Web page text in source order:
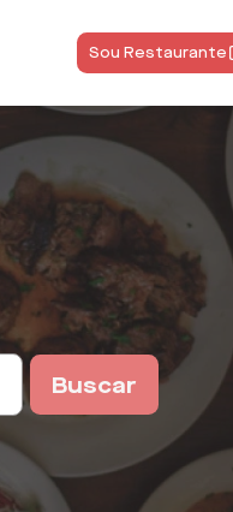
Sou Restaurante
Buscar